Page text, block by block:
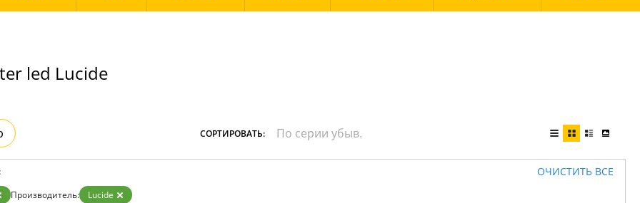
Дизайн/Форма
led Lucide
СОРТИРОВАТЬ:
ОЧИСТИТЬ ВСЕ
Производитель: Lucide